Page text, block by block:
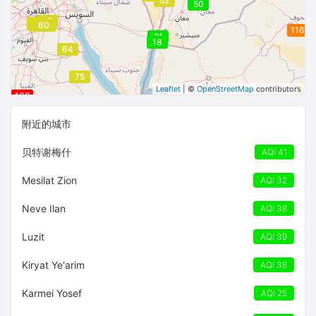
50
116
58
64
75
60
64
166
6860
60
166
68
60
166
68
18
21
Leaflet | © OpenStreetMap contributors
附近的城市
贝特谢梅什 AQI 41
Mesilat Zion AQI 32
Neve Ilan AQI 38
Luzit AQI 39
Kiryat Ye'arim AQI 38
Karmei Yosef AQI 25